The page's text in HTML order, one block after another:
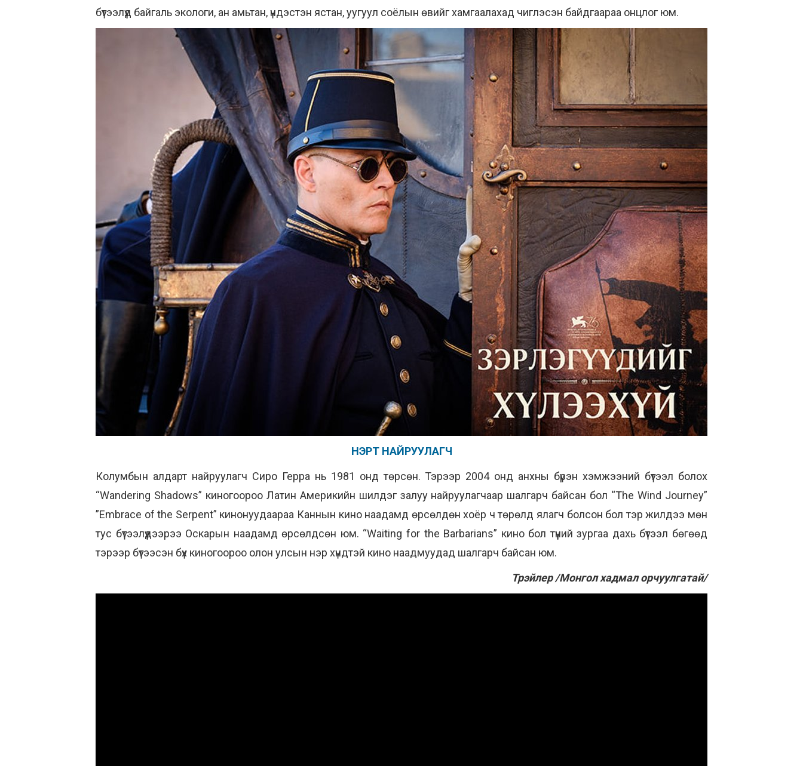
бүтээлүүд байгаль экологи, ан амьтан, үндэстэн ястан, уугуул соёлын өвийг хамгаалахад чиглэсэн байдгаараа онцлог юм.
НЭРТ НАЙРУУЛАГЧ
Колумбын алдарт найруулагч Сиро Герра нь 1981 онд төрсөн. Тэрээр 2004 онд анхны бүрэн хэмжээний бүтээл болох
“Wandering Shadows” киногоороо Латин Америкийн шилдэг залуу найруулагчаар шалгарч байсан бол “The Wind Journey”
”Embrace of the Serpent” кинонуудаараа Каннын кино наадамд өрсөлдөн хоёр ч төрөлд ялагч болсон бол тэр жилдээ мөн
тус бүтээлүүдээрээ Оскарын наадамд өрсөлдсөн юм. “Waiting for the Barbarians” кино бол түүний зургаа дахь бүтээл бөгөөд
тэрээр бүтээсэн бүх киногоороо олон улсын нэр хүндтэй кино наадмуудад шалгарч байсан юм.
Трэйлер /Монгол хадмал орчуулгатай/